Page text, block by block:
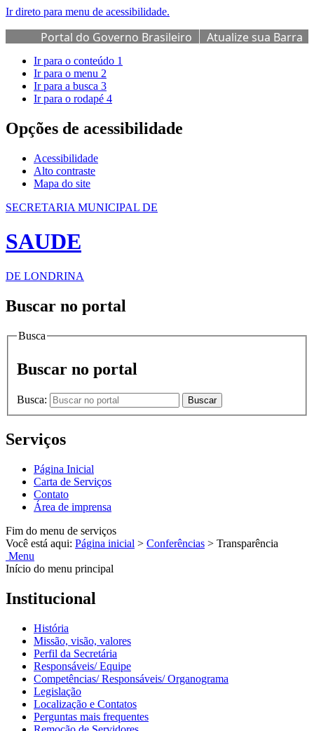
Ir direto para menu de acessibilidade.
Portal do Governo Brasileiro
Atualize sua Barra
de Governo
Ir para o conteúdo 1
Ir para o menu 2
Ir para a busca 3
Ir para o rodapé 4
Opções de acessibilidade
Acessibilidade
Alto contraste
Mapa do site
SECRETARIA MUNICIPAL DE
SAUDE
DE LONDRINA
Buscar no portal
Busca
Buscar no portal
Busca: Buscar
Serviços
Página Inicial
Carta de Serviços
Contato
Área de imprensa
Fim do menu de serviços
Você está aqui: Página inicial > Conferências > Transparência
Menu
Início do menu principal
Institucional
História
Missão, visão, valores
Perfil da Secretária
Responsáveis/ Equipe
Competências/ Responsáveis/ Organograma
Legislação
Localização e Contatos
Perguntas mais frequentes